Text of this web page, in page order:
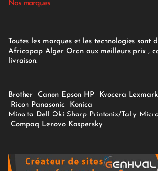
Nos marques
Toutes les marques et les technologies sont
Africapap Alger Oran aux meilleurs prix ,
livraison.
Brother Canon Epson HP Kyocera Lexmark
Ricoh Panasonic
Konica
Minolta Dell Oki Sharp Printonix/Tally
Compaq Lenovo Kaspersky